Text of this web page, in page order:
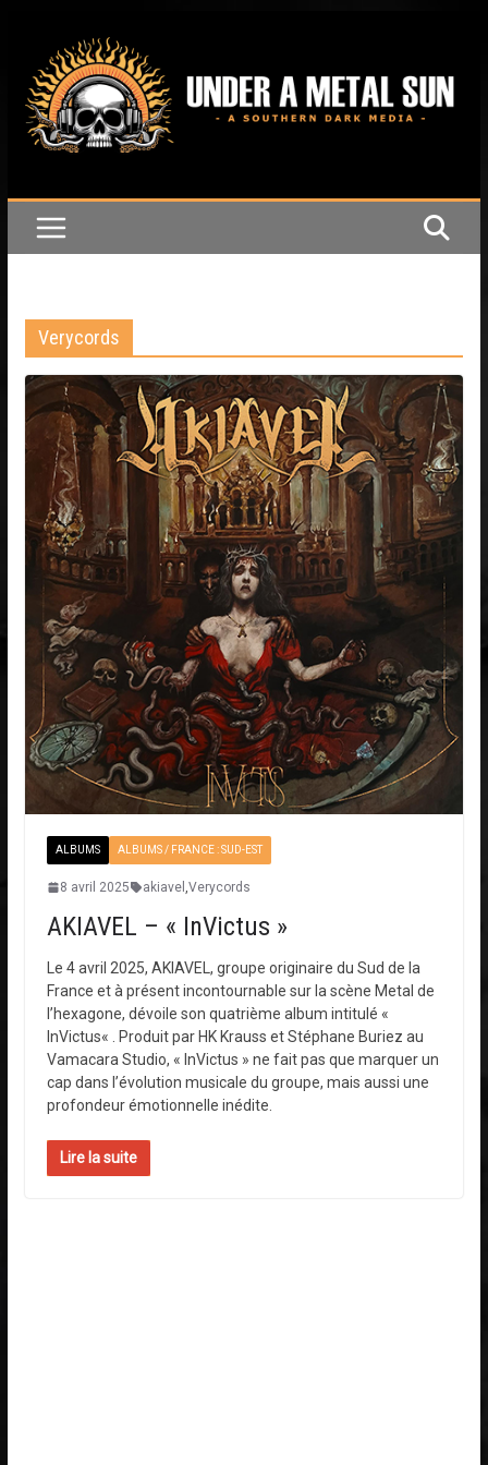
contenu
Verycords
ALBUMS ALBUMS / FRANCE : SUD-EST
8 avril 2025 akiavel ,Verycords
AKIAVEL – « InVictus »
Le 4 avril 2025, AKIAVEL, groupe originaire du Sud de la
France et à présent incontournable sur la scène Metal de
l’hexagone, dévoile son quatrième album intitulé «
InVictus« . Produit par HK Krauss et Stéphane Buriez au
Vamacara Studio, « InVictus » ne fait pas que marquer un
cap dans l’évolution musicale du groupe, mais aussi une
profondeur émotionnelle inédite.
Lire la suite